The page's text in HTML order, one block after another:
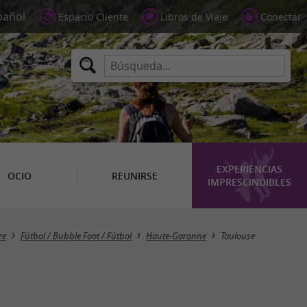
Espacio Cliente Libros de Viaje Conectar
OCIO REUNIRSE
EXPERIENCIAS
IMPRESCINDIBLES
Masquer la carte
Fútbol / Bubble Foot / Fútbol Haute-Garonne Toulouse